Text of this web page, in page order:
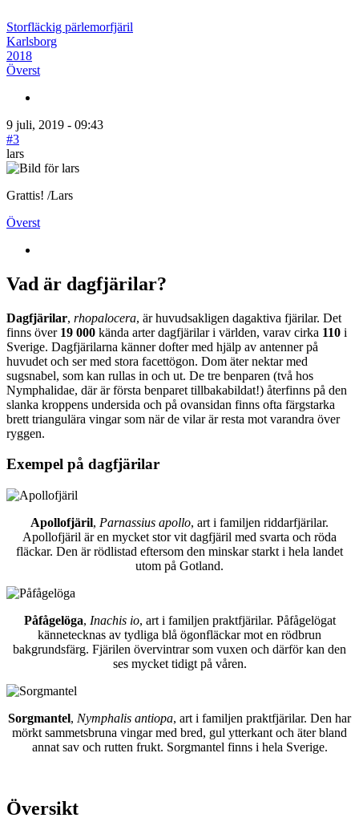
Storfläckig pärlemorfjäril
Karlsborg
2018
Överst
9 juli, 2019 - 09:43
#3
lars
Grattis! /Lars
Överst
Vad är dagfjärilar?
Dagfjärilar, rhopalocera, är huvudsakligen dagaktiva fjärilar. Det
finns över 19 000 kända arter dagfjärilar i världen, varav cirka 110 i
Sverige. Dagfjärilarna känner dofter med hjälp av antenner på
huvudet och ser med stora facettögon. Dom äter nektar med
sugsnabel, som kan rullas in och ut. De tre benparen (två hos
Nymphalidae, där är första benparet tillbakabildat!) återfinns på den
slanka kroppens undersida och på ovansidan finns ofta färgstarka
brett triangulära vingar som när de vilar är resta mot varandra över
ryggen.
Exempel på dagfjärilar
Apollofjäril, Parnassius apollo, art i familjen riddarfjärilar.
Apollofjäril är en mycket stor vit dagfjäril med svarta och röda
fläckar. Den är rödlistad eftersom den minskar starkt i hela landet
utom på Gotland.
Påfågelöga, Inachis io, art i familjen praktfjärilar. Påfågelögat
kännetecknas av tydliga blå ögonfläckar mot en rödbrun
bakgrundsfärg. Fjärilen övervintrar som vuxen och därför kan den
ses mycket tidigt på våren.
Sorgmantel, Nymphalis antiopa, art i familjen praktfjärilar. Den har
mörkt sammetsbruna vingar med bred, gul ytterkant och äter bland
annat sav och rutten frukt. Sorgmantel finns i hela Sverige.
Översikt